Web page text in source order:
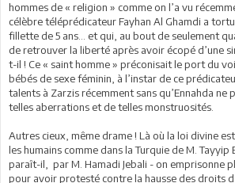
hommes de « religion » comme on l’a vu
célèbre téléprédicateur Fayhan Al Ghamdi a
fillette de 5 ans… et qui, au bout de seulement
de retrouver la liberté après avoir écopé d’une
t-il ! Ce « saint homme » préconisait le port du
bébés de sexe féminin, à l’instar de ce
talents à Zarzis récemment sans qu’Ennahda ne
telles aberrations et de telles monstruosités.
Autres cieux, même drame ! Là où la loi divine
les humains comme dans la Turquie de M. Tayyip
paraît-il, par M. Hamadi Jebali - on emprisonne
pour avoir protesté contre la hausse des droits